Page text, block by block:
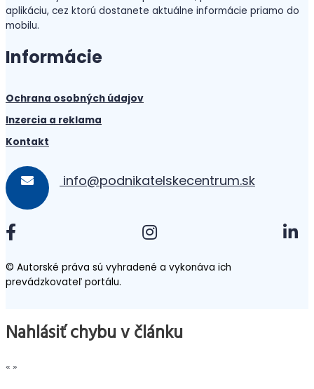
aplikáciu, cez ktorú dostanete aktuálne informácie priamo do
mobilu.
Informácie
Ochrana osobných údajov
Inzercia a reklama
Kontakt
info@podnikatelskecentrum.sk
© Autorské práva sú vyhradené a vykonáva ich
prevádzkovateľ portálu.
Nahlásiť chybu v článku
«»